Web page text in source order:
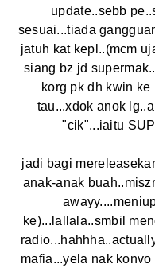
update..sebb
sesuai...tiada
jatuh kat kepl..(mcm
siang bz jd
korg pk dh kwin
tau...xdok anok
"cik"...iaitu
jadi bagi
anak-anak
ke)...lallala..smbil
mafia...yela nak